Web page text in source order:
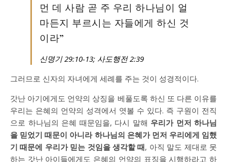
먼 데 사람 곧 주 우리 하나님이 얼
마든지 부르시는 자들에게 하신 것
이라”
신명기 29:10-13; 사도행전 2:39
그러므로 신자의 자녀에게 세례를 주는 것이 성경적이다.
갓난 아기에게도 언약의 상징을 베풀도록 하신 또 다른 이유를
우리는 은혜의 언약의 성격에서 엿볼 수 있다. 즉 구원이 전직
으로 하나님의 은혜 때문임을, 다시 말해 우리가 먼저 하나님
을 믿었기 때문이 아니라 하나님의 은혜가 먼저 우리에게 임했
기 때문에 우리가 믿는 것임을 생각할 때, 아직 말도 제대로 못
하는 갓난 아이들에게도 은혜의 언약의 표징을 시행하라고 하